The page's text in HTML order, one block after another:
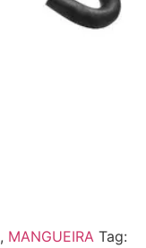
, MANGUEIRA Tag: